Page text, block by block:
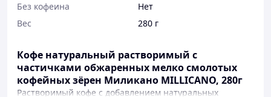
Без кофеина
Нет
Вес
280 г
Кофе натуральный растворимый с
частичками обжаренных мелко смолотых
кофейных зёрен Миликано MILLICANO, 280г
Растворимый кофе с добавлением натуральных